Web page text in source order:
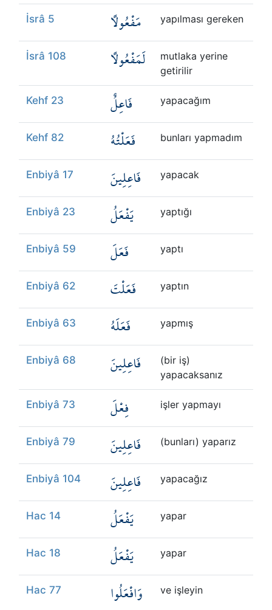
İsrâ 5 مَفْعُولًا yapılması gereken
İsrâ 108 لَمَفْعُولًا
mutlaka yerine
getirilir
Kehf 23 فَاعِلٌ yapacağım
Kehf 82 فَعَلْتُهُ bunları yapmadım
Enbiyâ 17 فَاعِلِينَ yapacak
Enbiyâ 23 يَفْعَلُ yaptığı
Enbiyâ 59 فَعَلَ yaptı
Enbiyâ 62 فَعَلْتَ yaptın
Enbiyâ 63 فَعَلَهُ yapmış
Enbiyâ 68 فَاعِلِينَ
(bir iş)
yapacaksanız
Enbiyâ 73 فِعْلَ işler yapmayı
Enbiyâ 79 فَاعِلِينَ (bunları) yaparız
Enbiyâ 104 فَاعِلِينَ yapacağız
Hac 14 يَفْعَلُ yapar
Hac 18 يَفْعَلُ yapar
Hac 77 وَافْعَلُوا ve işleyin